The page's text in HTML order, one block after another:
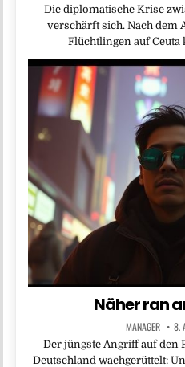
Die diplomatische Krise
verschärft sich. Nach dem
Flüchtlingen auf
Näher ran
MANAGER 8.
Der jüngste Angriff auf den
Deutschland wachgerüttelt: